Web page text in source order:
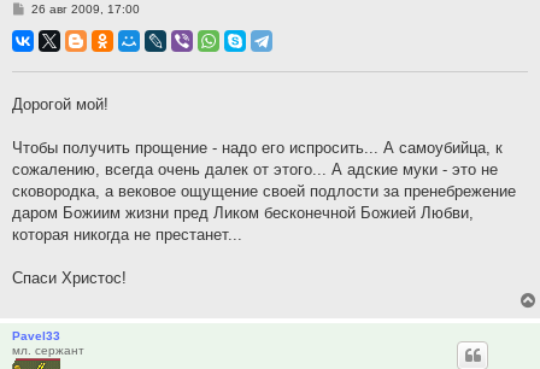
Сообщение
26 авг 2009, 17:00
Дорогой мой!
Чтобы получить прощение - надо его испросить... А самоубийца, к
сожалению, всегда очень далек от этого... А адские муки - это не
сковородка, а вековое ощущение своей подлости за пренебрежение
даром Божиим жизни пред Ликом бесконечной Божией Любви,
которая никогда не престанет...
Спаси Христос!
Pavel33
мл. сержант